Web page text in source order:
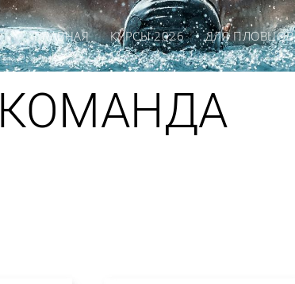
ГЛАВНАЯ КУРСЫ 2026 ДЛЯ ПЛОВЦОВ
КОМАНДА